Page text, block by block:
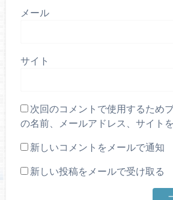
メール
サイト
次回のコメントで使用するため
の名前、メールアドレス、サイトを
新しいコメントをメールで通知
新しい投稿をメールで受け取る